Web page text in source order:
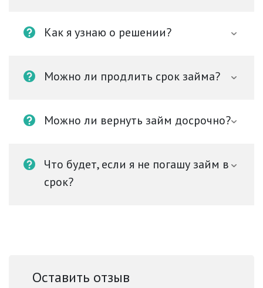
Как я узнаю о решении?
Можно ли продлить срок займа?
Можно ли вернуть займ досрочно?
Что будет, если я не погашу займ в
срок?
Оставить отзыв